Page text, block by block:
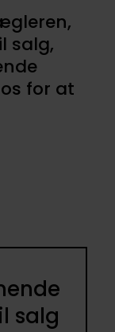
salg,
for at
salg